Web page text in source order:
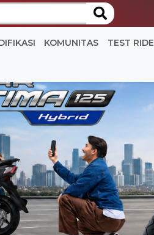
KOMUNITAS TEST RIDE